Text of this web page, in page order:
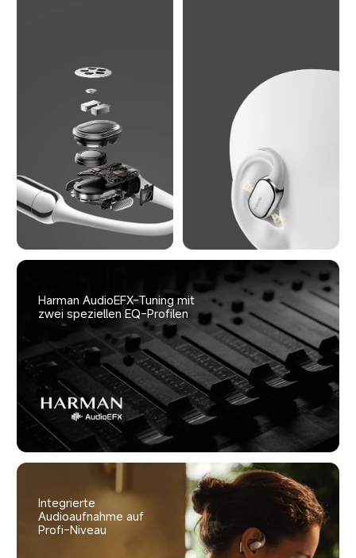
Harman AudioEFX-Tuning mit
zwei speziellen EQ-Profilen
Integrierte
Audioaufnahme auf